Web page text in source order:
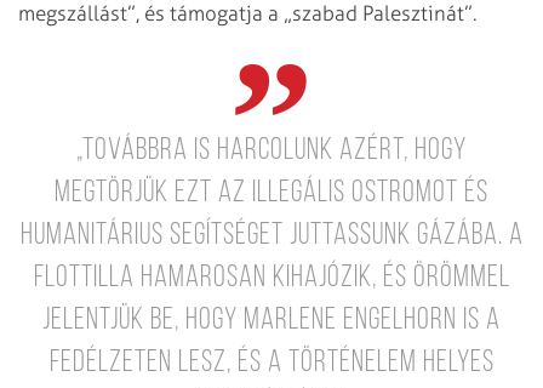
megszállást”, és támogatja a „szabad Palesztinát”.
„Továbbra is harcolunk azért, hogy
megtörjük ezt az illegális ostromot és
humanitárius segítséget juttassunk Gázába. A
flottilla hamarosan kihajózik, és örömmel
jelentjük be, hogy Marlene Engelhorn is a
fedélzeten lesz, és a történelem helyes